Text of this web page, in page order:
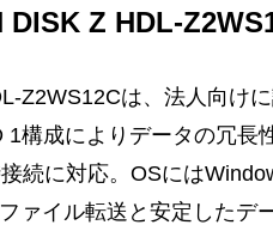
DISK Z HDL-
Z2WS12Cは、法人向け
構成によりデータの冗
続に対応。OSには
ァイル転送と安定したデ